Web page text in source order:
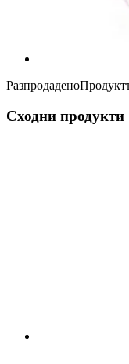
Разпродадено
Сходни продукти